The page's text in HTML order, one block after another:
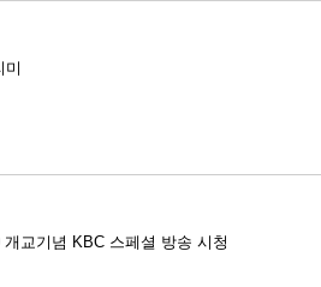
미
교기념 KBC 스페셜 방송 시청